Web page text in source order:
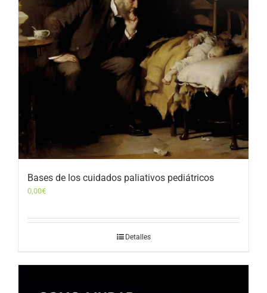
Bases de los cuidados paliativos pediátricos
0,00€
Detalles